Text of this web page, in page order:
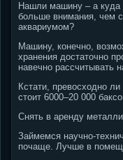
Нашли машину – а куда
больше внимания, чем
аквариумом?
Машину, конечно,
хранения достаточно
навечно рассчитывать
Кстати, превосходно
стоит 6000–20 000
Снять в аренду
Займемся научно-
почаще. Лучше в